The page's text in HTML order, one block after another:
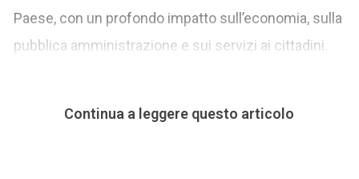
Paese, con un profondo impatto sull’economia, sulla
pubblica amministrazione e sui servizi ai cittadini.
Continua a leggere questo articolo